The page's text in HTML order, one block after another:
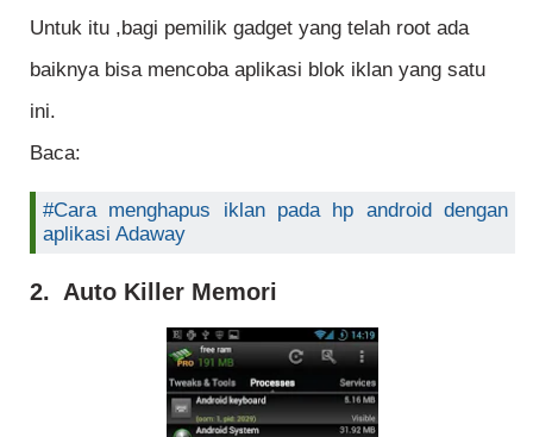
Untuk itu ,bagi pemilik gadget yang telah root ada
baiknya bisa mencoba aplikasi blok iklan yang satu
ini.
Baca:
#Cara menghapus iklan pada hp android dengan
aplikasi Adaway
2. Auto Killer Memori